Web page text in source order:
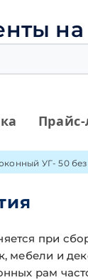
на
УГ- 50
при
мебели и
рам